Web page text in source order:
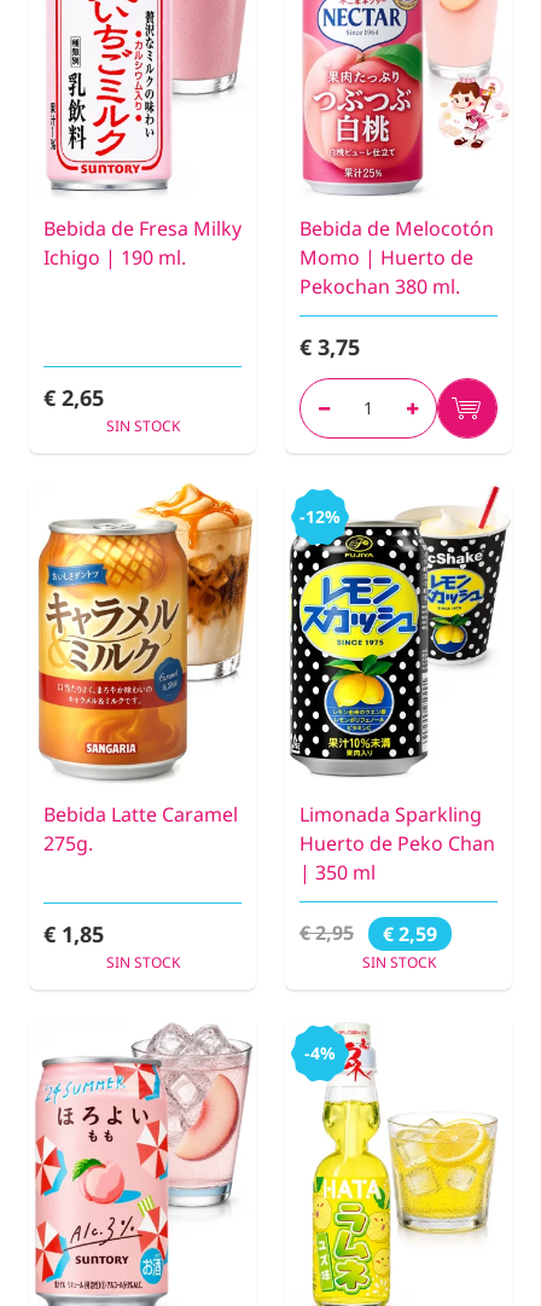
Bebida de Fresa Milky
Ichigo | 190 ml.
€ 2,65
SIN STOCK
Bebida de Melocotón
Momo | Huerto de
Pekochan 380 ml.
€ 3,75
Bebida Latte Caramel
275g.
€ 1,85
SIN STOCK
-12%
Limonada Sparkling
Huerto de Peko Chan
| 350 ml
€ 2,95 € 2,59
SIN STOCK
-4%